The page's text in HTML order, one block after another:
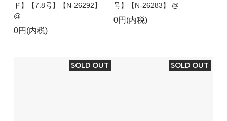
ド】【7.8号】【N-26292】
@
0円(内税)
号】【N-26283】 @
0円(内税)
SOLD OUT SOLD OUT